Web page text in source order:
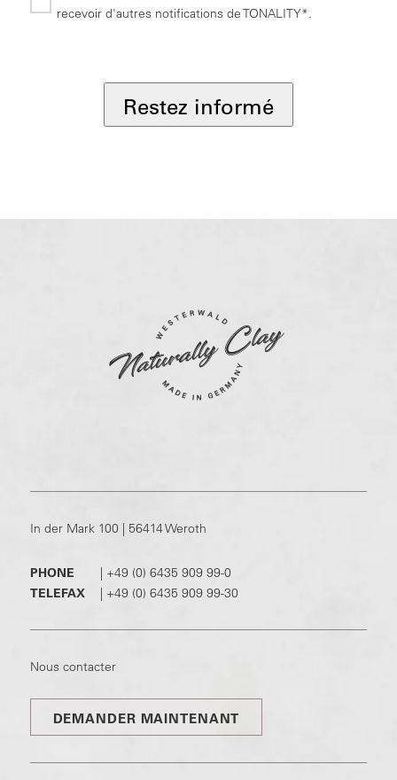
recevoir d'autres notifications de TONALITY*.
Restez informé
In der Mark 100 | 56414 Weroth
PHONE
+49 (0) 6435 909 99-0
TELEFAX
+49 (0) 6435 909 99-30
Nous contacter
DEMANDER MAINTENANT